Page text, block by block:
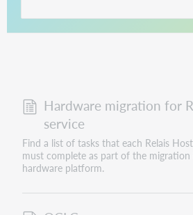
Hardware migration for
service
Find a list of tasks that each Relais
must complete as part of the
hardware platform.